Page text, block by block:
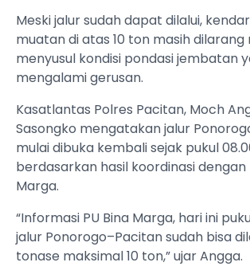
Meski jalur sudah dapat dilalui,
muatan di atas 10 ton masih dilarang
menyusul kondisi pondasi jembatan
mengalami gerusan.
Kasatlantas Polres Pacitan, Moch
Sasongko mengatakan jalur
mulai dibuka kembali sejak pukul
berdasarkan hasil koordinasi dengan
Marga.
“Informasi PU Bina Marga, hari ini
jalur Ponorogo–Pacitan sudah bisa
tonase maksimal 10 ton,” ujar Angga.